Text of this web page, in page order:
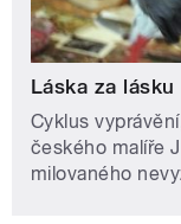
Láska za lásku
Cyklus
českého malíře
milovaného